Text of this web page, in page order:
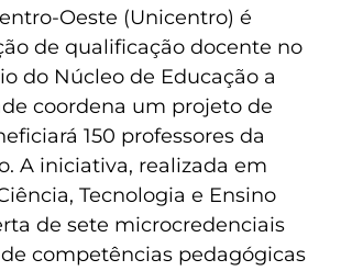
Oeste (Unicentro) é
de qualificação docente no
do Núcleo de Educação a
coordena um projeto de
150 professores da
A iniciativa, realizada em
Tecnologia e Ensino
de sete microcredenciais
competências pedagógicas